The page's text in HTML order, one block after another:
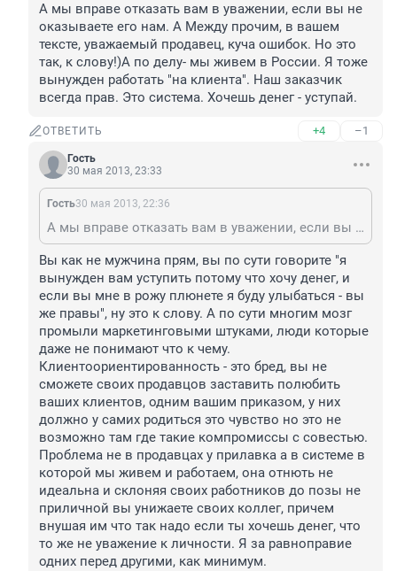
А мы вправе отказать вам в уважении, если вы не
оказываете его нам. А Между прочим, в вашем
тексте, уважаемый продавец, куча ошибок. Но это
так, к слову!)А по делу- мы живем в России. Я тоже
вынужден работать "на клиента". Наш заказчик
всегда прав. Это система. Хочешь денег - уступай.
ОТВЕТИТЬ +4 –1
Гость
30 мая 2013, 23:33
Гость30 мая 2013, 22:36
А мы вправе отказать вам в уважении, если вы не оказываете его нам. А Между прочим, в вашем тексте, уважаемый продавец, куча ошибок. Но это так, к слову!)А по делу- мы живем в России. Я тоже вынужден работать "на клиента". Наш заказчик всегда прав. Это система. Хочешь денег - уступай.
Вы как не мужчина прям, вы по сути говорите "я
вынужден вам уступить потому что хочу денег, и
если вы мне в рожу плюнете я буду улыбаться - вы
же правы", ну это к слову. А по сути многим мозг
промыли маркетинговыми штуками, люди которые
даже не понимают что к чему.
Клиентоориентированность - это бред, вы не
сможете своих продавцов заставить полюбить
ваших клиентов, одним вашим приказом, у них
должно у самих родиться это чувство но это не
возможно там где такие компромиссы с совестью.
Проблема не в продавцах у прилавка а в системе в
которой мы живем и работаем, она отнють не
идеальна и склоняя своих работников до позы не
приличной вы унижаете своих коллег, причем
внушая им что так надо если ты хочешь денег, что
то же не уважение к личности. Я за равноправие
одних перед другими, как минимум.